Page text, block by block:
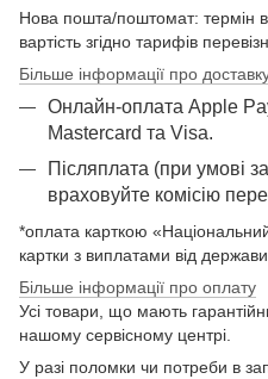
Нова пошта/поштомат: термін
вартість згідно тарифів
Більше інформації про
Онлайн-оплата Apple
Mastercard та Visа.
Післяплата (при умові
враховуйте комісію
*оплата карткою
картки з виплатами від держави
Більше інформації про оплату
Усі товари, що мають
нашому сервісному центрі.
У разі поломки чи потреби в